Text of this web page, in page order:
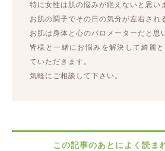
特に女性は肌の悩みが絶えないと思い
お肌の調子でその日の気分が左右され
お肌は身体と心のバロメーターだと思
皆様と一緒にお悩みを解決して綺麗
ていただきます。
気軽にご相談して下さい。
この記事のあとによく読ま